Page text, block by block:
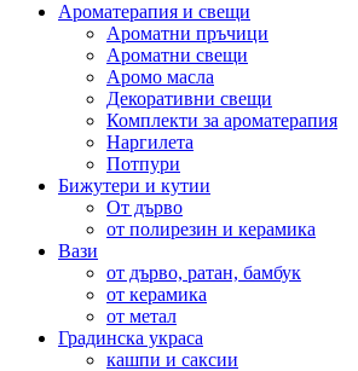
Ароматерапия и свещи
Ароматни пръчици
Ароматни свещи
Аромо масла
Декоративни свещи
Комплекти за ароматерапия
Наргилета
Потпури
Бижутери и кутии
От дърво
от полирезин и керамика
Вази
от дърво, ратан, бамбук
от керамика
от метал
Градинска украса
кашпи и саксии